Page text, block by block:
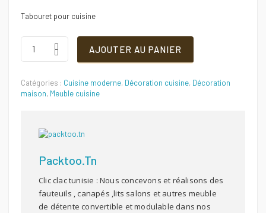
était :
135 DT.
est :
126 DT.
Tabouret pour cuisine
Tabouret
Malmo
Quantité
AJOUTER AU PANIER
Catégories : Cuisine moderne, Décoration cuisine, Décoration
maison, Meuble cuisine
Packtoo.tn
Clic clac tunisie : Nous concevons et réalisons des
fauteuils , canapés ,lits salons et autres meuble
de détente convertible et modulable dans nos